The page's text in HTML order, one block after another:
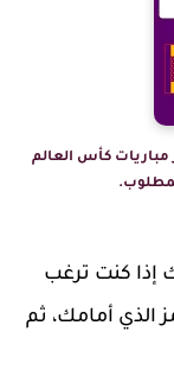
كأس العالم
إذا كنت ترغب
الذي أمامك، ثم